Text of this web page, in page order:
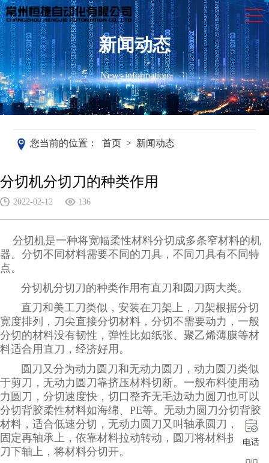
新闻动态
News information
您当前的位置： 首页 > 新闻动态
分切机分切刀的种类作用
2022-02-12 136
分切机是一种将宽幅柔性材料分切成多条窄材料的机
器。分切不同材料需要不同的刀具，不同刀具有不同特
点。
分切机分切刀的种类作用有直刀和圆刀两大类。
直刀和美工刀类似，安装在刀架上，刀架根据分切
宽度排列，刀尖直接分切材料，分切不需要动力，一般
分切的材料没有韧性，弹性比如纸张、聚乙烯薄膜等材
料适合用直刀，经济好用。
圆刀又分为动力圆刀和无动力圆刀，动力圆刀类似
于剪刀，无动力圆刀靠挤压材料切断。一般布料使用动
力圆刀，分切速度快，切口整齐无毛边动力圆刀也可以
分切背胶柔性材料如海绵、PE等。无动力圆刀分切背胶
材料，适合低速分切，无动力圆刀又叫轴承圆刀，圆刀
固定再轴承上，依靠材料拉动转动，圆刀将材料挤压再
刀下轴上，将材料分切开。
电话